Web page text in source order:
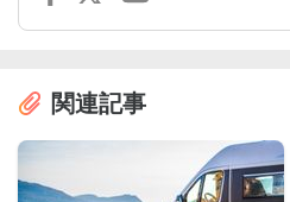
関連記事